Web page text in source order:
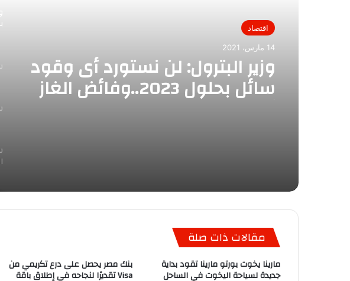
اقتصاد
14 مارس، 2021
وزير البترول: لن نستورد أى وقود
سائل بحلول 2023..وفائض الغاز
يُصدر بأعلى من السعر المحلى
مقالات ذات صلة
مارينا يخوت بورتو مارينا تقود بداية
جديدة لسياحة اليخوت في الساحل
بنك مصر يحصل على درع تكريمي من
Visa تقديرًا لنجاحه في إطلاق باقة